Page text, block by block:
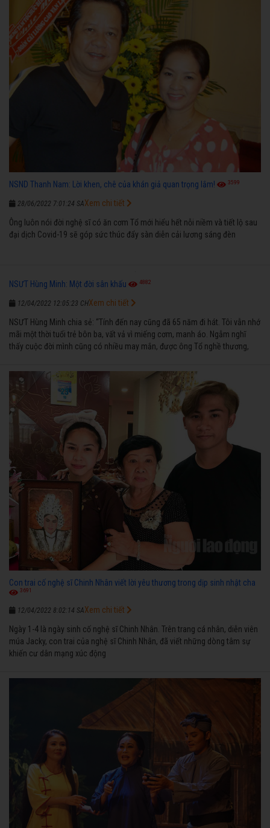
NSND Thanh Nam: Lời khen, chê của khán giả quan trọng lắm! 3599
28/06/2022 7:01:24 SA
Ông luôn nói đời nghệ sĩ có ăn cơm Tổ mới hiểu hết nỗi niềm và tiết lộ sau
đại dịch Covid-19 sẽ góp sức thúc đẩy sàn diễn cải lương sáng đèn
Xem chi tiết
NSƯT Hùng Minh: Một đời sân khấu 4882
12/04/2022 12:05:23 CH
NSƯT Hùng Minh chia sẻ: “Tính đến nay cũng đã 65 năm đi hát. Tôi vẫn nhớ
mãi một thời tuổi trẻ bôn ba, vất vả vì miếng cơm, manh áo. Ngẫm nghĩ
thấy cuộc đời mình cũng có nhiều may mắn, được ông Tổ nghề thương,
ngược nhận được những cơ may để từng bước thành danh với nghiệp ca
diễn”.
Xem chi tiết
Con trai cố nghệ sĩ Chinh Nhân viết lời yêu thương trong dịp sinh nhật cha
3691
12/04/2022 8:02:14 SA
Ngày 1-4 là ngày sinh cố nghệ sĩ Chinh Nhân. Trên trang cá nhân, diễn viên
múa Jacky, con trai của nghệ sĩ Chinh Nhân, đã viết những dòng tâm sự
khiến cư dân mạng xúc động
Xem chi tiết